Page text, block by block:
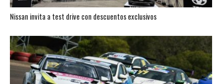
Nissan invita a test drive con descuentos exclusivos